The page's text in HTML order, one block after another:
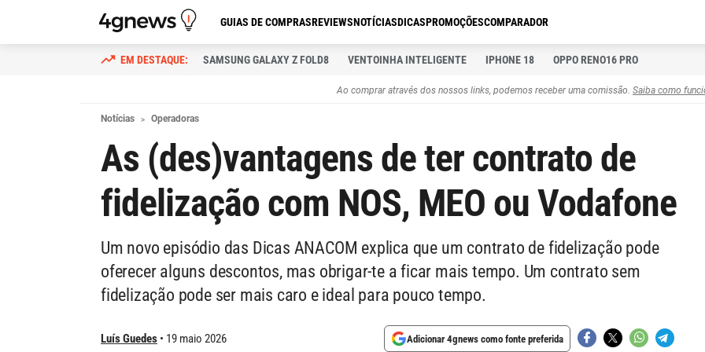
GUIAS DE COMPRASREVIEWSNOTÍCIASDICASPROMOÇÕESCOMPARADOR
SAMSUNG GALAXY Z FOLD8 VENTOINHA INTELIGENTE IPHONE 18 OPPO RENO16 PRO
Ao comprar através dos nossos links, podemos receber uma comissão. Saiba como
Notícias Operadoras
As (des)vantagens de ter contrato de
fidelização com NOS, MEO ou Vodafone
Um novo episódio das Dicas ANACOM explica que um contrato de fidelização pode
oferecer alguns descontos, mas obrigar-te a ficar mais tempo. Um contrato sem
fidelização pode ser mais caro e ideal para pouco tempo.
Luís Guedes 19 maio 2026 Adicionar 4gnews como fonte preferida